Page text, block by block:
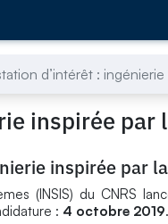
d’intérêt :
inspirée par
inspirée par
(INSIS) du CNRS
: 4 octobre 2019.